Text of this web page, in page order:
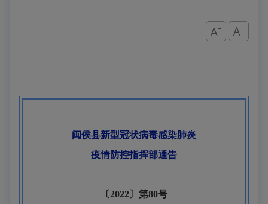
闽侯县新型冠状病毒感染肺炎
疫情防控指挥部通告
〔2022〕第80号